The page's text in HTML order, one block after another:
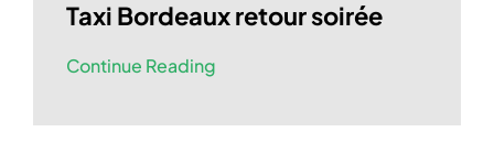
Taxi Bordeaux retour soirée
Continue Reading